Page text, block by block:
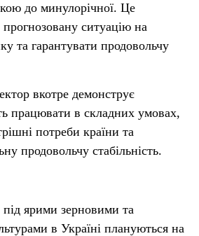
до минулорічної. Це
прогнозовану ситуацію на
та гарантувати продовольчу
вкотре демонструє
працювати в складних умовах,
потреби країни та
продовольчу стабільність.
ярими зерновими та
в Україні плануються на